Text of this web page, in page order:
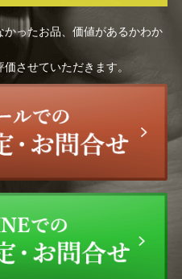
ったお品、価値があるかわか
させていただきます。